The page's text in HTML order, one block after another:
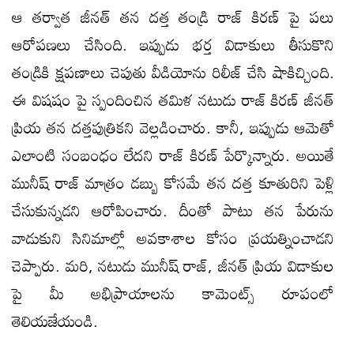
ఆ తర్వాత జీనత్ తన దత్త తండ్రి రాజ్ కిరణ్ పై పలు
ఆరోపణలు చేసింది. ఇప్పుడు భర్త విడాకులు తీసుకొని
తండ్రికి క్షపణాలు చెపుతు వీడియోను రిలీజ్ చేసి షాకిచ్చింది.
ఈ విషషం పై స్పందించిన తమిళ నటుడు రాజ్ కిరణ్ జీనత్
ప్రియ తన దత్తపుత్రికని వెల్లడించారు. కానీ, ఇప్పుడు ఆమెతో
ఎలాంటి సంబంధం లేదని రాజ్ కిరణ్ పేర్కొన్నారు. అయితే
మునీష్ రాజ్ మాత్రం డబ్బు కోసమే తన దత్త కూతురిని పెళ్లి
చేసుకున్నడని ఆరోపించారు. దీంతో పాటు తన పేరును
వాడుకుని సినిమాల్లో అవకాశాల కోసం ప్రయత్నించాడని
చెప్పారు. మరి, నటుడు మునీష్ రాజ్, జీనత్ ప్రియ విడాకుల
పై మీ అభిప్రాయాలను కామెంట్స్ రూపంలో
తెలియజేయండి.